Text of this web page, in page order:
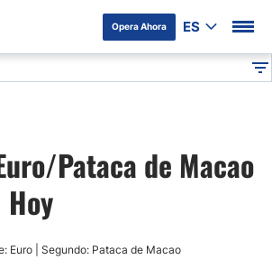
Opera Ahora ES
Pataca de Macao
Hoy
Euro | Segundo: Pataca de Macao